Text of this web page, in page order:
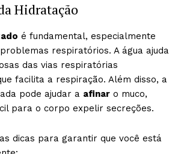
Hidratação
é fundamental, especialmente
respiratórios. A água ajuda
das vias respiratórias
facilita a respiração. Além disso, a
pode ajudar a afinar o muco,
para o corpo expelir secreções.
dicas para garantir que você está